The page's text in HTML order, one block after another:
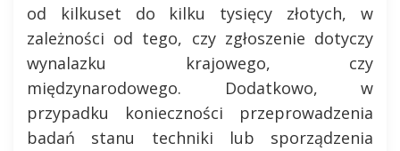
od kilkuset do kilku tysięcy złotych, w
zależności od tego, czy zgłoszenie dotyczy
wynalazku krajowego, czy
międzynarodowego. Dodatkowo, w
przypadku konieczności przeprowadzenia
badań stanu techniki lub sporządzenia